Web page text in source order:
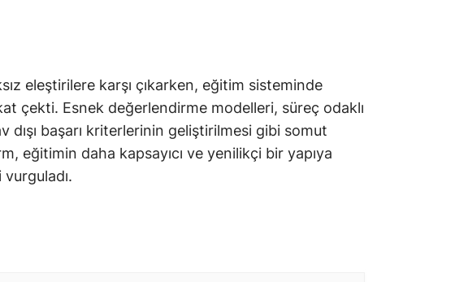
eleştirilere karşı çıkarken, eğitim sisteminde
çekti. Esnek değerlendirme modelleri, süreç odaklı
dışı başarı kriterlerinin geliştirilmesi gibi somut
eğitimin daha kapsayıcı ve yenilikçi bir yapıya